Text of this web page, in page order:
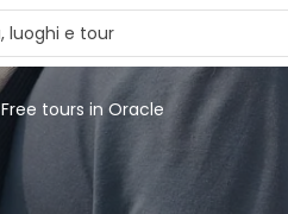
Free tours in Oracle